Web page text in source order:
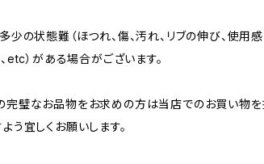
少の状態難（ほつれ、傷、汚れ、リブの伸び、使用感
etc）がある場合がございます。
完璧なお品物をお求めの方は当店でのお買い物を
う宜しくお願いします。